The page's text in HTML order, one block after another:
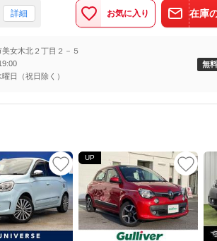
詳細 お気に入り 在庫
女木北２丁目２－５
曜日（祝日除く）
無料
UP